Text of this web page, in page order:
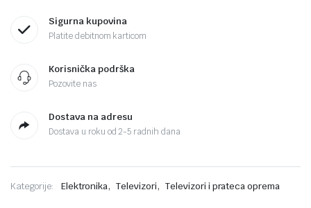
Sigurna kupovina
Platite debitnom karticom
Korisnička podrška
Pozovite nas
Dostava na adresu
Dostava u roku od 2-5 radnih dana
Kategorije: Elektronika, Televizori, Televizori i prateca oprema